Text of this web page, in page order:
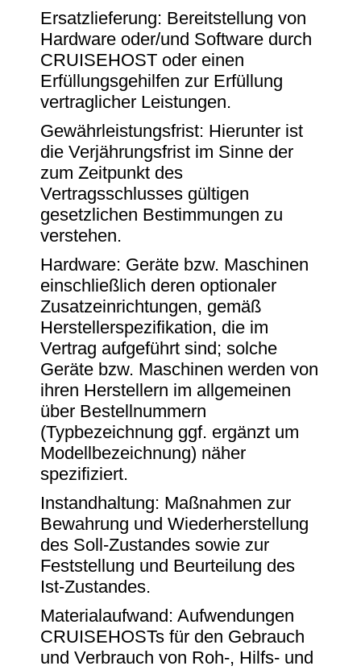
Ersatzlieferung: Bereitstellung von
Hardware oder/und Software durch
CRUISEHOST oder einen
Erfüllungsgehilfen zur Erfüllung
vertraglicher Leistungen.
Gewährleistungsfrist: Hierunter ist
die Verjährungsfrist im Sinne der
zum Zeitpunkt des
Vertragsschlusses gültigen
gesetzlichen Bestimmungen zu
verstehen.
Hardware: Geräte bzw. Maschinen
einschließlich deren optionaler
Zusatzeinrichtungen, gemäß
Herstellerspezifikation, die im
Vertrag aufgeführt sind; solche
Geräte bzw. Maschinen werden von
ihren Herstellern im allgemeinen
über Bestellnummern
(Typbezeichnung ggf. ergänzt um
Modellbezeichnung) näher
spezifiziert.
Instandhaltung: Maßnahmen zur
Bewahrung und Wiederherstellung
des Soll-Zustandes sowie zur
Feststellung und Beurteilung des
Ist-Zustandes.
Materialaufwand: Aufwendungen
CRUISEHOSTs für den Gebrauch
und Verbrauch von Roh-, Hilfs- und